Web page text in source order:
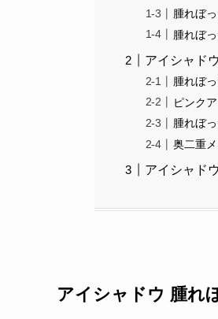
腫れぼ
腫れぼ
アイシャド
腫れぼ
ピンク
腫れぼ
奥二重
アイシャド
アイシャドウ 腫れ